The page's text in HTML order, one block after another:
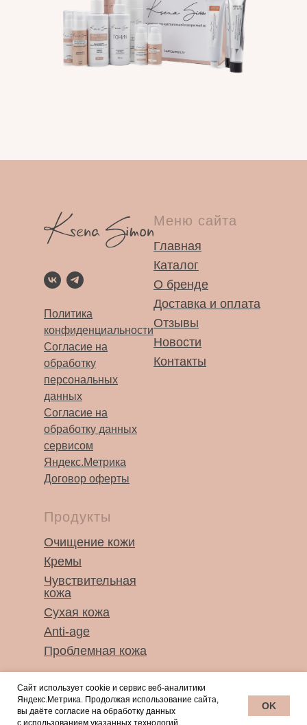
Политика
конфиденциальности
Согласие на
обработку
персональных
данных
Согласие на
обработку данных
сервисом
Яндекс.Метрика
Договор оферты
Меню сайта
Главная
Каталог
О бренде
Доставка и оплата
Отзывы
Новости
Контакты
Продукты
Очищение кожи
Кремы
Чувствительная
кожа
Сухая кожа
Anti-age
Проблемная кожа
Сайт использует cookie и сервис веб-аналитики
Яндекс.Метрика. Продолжая использование сайта,
вы даёте согласие на обработку данных
с использованием указанных технологий.
OK